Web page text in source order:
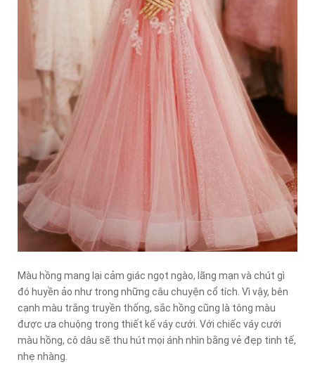
Màu hồng mang lại cảm giác ngọt ngào, lãng mạn và chút gì
đó huyền ảo như trong những câu chuyện cổ tích. Vì vậy, bên
cạnh màu trắng truyền thống, sắc hồng cũng là tông màu
được ưa chuộng trong thiết kế váy cưới. Với chiếc váy cưới
màu hồng, cô dâu sẽ thu hút mọi ánh nhìn bằng vẻ đẹp tinh tế,
nhẹ nhàng.